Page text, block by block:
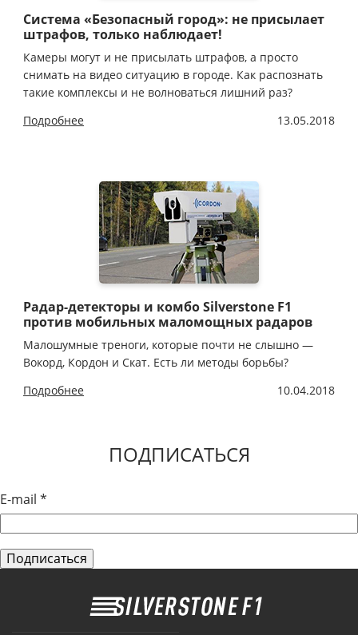
Система «Безопасный город»: не присылает
штрафов, только наблюдает!
Камеры могут и не присылать штрафов, а просто
снимать на видео ситуацию в городе. Как распознать
такие комплексы и не волноваться лишний раз?
Подробнее
13.05.2018
Радар-детекторы и комбо Silverstone F1
против мобильных маломощных радаров
Малошумные треноги, которые почти не слышно —
Вокорд, Кордон и Скат. Есть ли методы борьбы?
Подробнее
10.04.2018
ПОДПИСАТЬСЯ
E-mail *